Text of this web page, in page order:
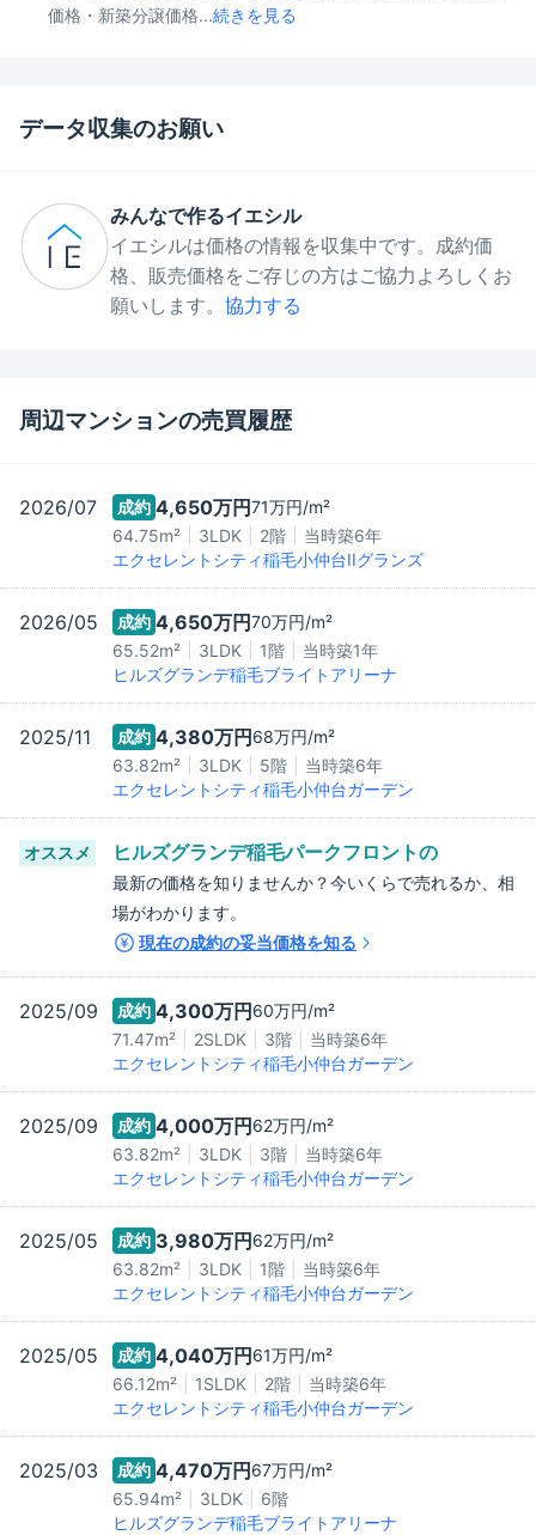
価格・新築分譲価格...続きを見る
データ収集のお願い
みんなで作るイエシル
イエシルは価格の情報を収集中です。成約価
格、販売価格をご存じの方はご協力よろしくお
願いします。 協力する
周辺マンションの売買履歴
2026/07 成約 4,650万円71万円/m²
64.75m²
3LDK 2階 当時築6年
エクセレントシティ稲毛小仲台IIグランズ
2026/05 成約 4,650万円70万円/m²
65.52m²
3LDK 1階 当時築1年
ヒルズグランデ稲毛ブライトアリーナ
2025/11 成約 4,380万円68万円/m²
63.82m²
3LDK 5階 当時築6年
エクセレントシティ稲毛小仲台ガーデン
オススメ ヒルズグランデ稲毛パークフロントの
最新の価格を知りませんか？今いくらで売れるか、相
場がわかります。
現在の成約の妥当価格を知る
2025/09 成約 4,300万円60万円/m²
71.47m²
2SLDK 3階 当時築6年
エクセレントシティ稲毛小仲台ガーデン
2025/09 成約 4,000万円62万円/m²
63.82m²
3LDK 3階 当時築6年
エクセレントシティ稲毛小仲台ガーデン
2025/05 成約 3,980万円62万円/m²
63.82m²
3LDK 1階 当時築6年
エクセレントシティ稲毛小仲台ガーデン
2025/05 成約 4,040万円61万円/m²
66.12m²
1SLDK 2階 当時築6年
エクセレントシティ稲毛小仲台ガーデン
2025/03 成約 4,470万円67万円/m²
65.94m²
3LDK
6階
ヒルズグランデ稲毛ブライトアリーナ